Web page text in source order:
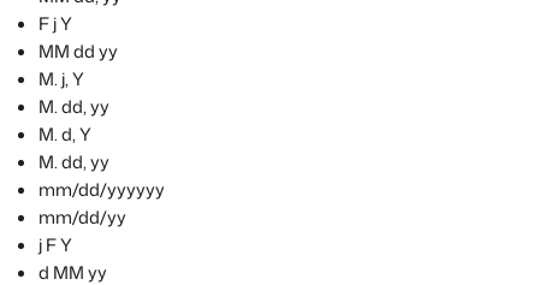
F j Y
MM dd yy
M. j, Y
M. dd, yy
M. d, Y
M. dd, yy
mm/dd/yyyyyy
mm/dd/yy
j F Y
d MM yy